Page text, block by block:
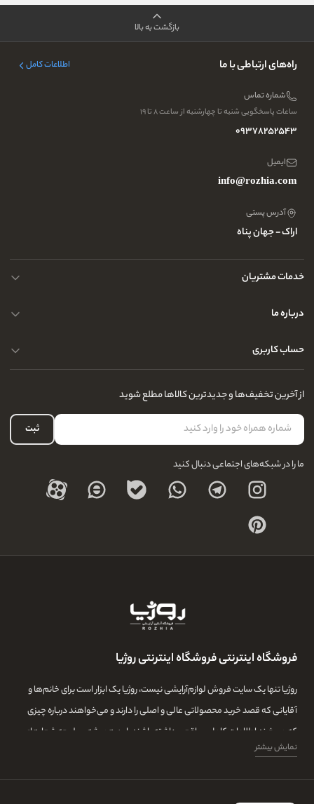
بازگشت به بالا
راه‌های ارتباطی با ما اطلاعات کامل
شماره تماس
ساعات پاسخگویی شنبه تا چهارشنبه از ساعت ۸ تا ۱۹
09378252543
ایمیل
info@rozhia.com
آدرس پستی
اراک - جهان پناه
خدمات مشتریان
حریم خصوصی کاربران
تماس با ما
درباره ما
سوالات متداول
آدرس فروشگاه
نحوه ارسال کالا
نحوه بازگشت کالا
درباره ما
حساب کاربری
لیست علاقه‌مندی
حساب کاربری
از آخرین تخفیف‌ها و جدیدترین کالاها مطلع شوید
ثبت
ما را در شبکه‌های اجتماعی دنبال کنید
فروشگاه اینترنتی فروشگاه اینترنتی روژیا
روژیا تنها یک سایت فروش لوازم‌آرایشی نیست، روژیا یک ابزار است برای خانم‌ها و
آقایانی که قصد خرید محصولاتی عالی و اصلی را دارند و می‌خواهند درباره چیزی
که می‌خرند اطلاعات کامل و واقعی داشته باشند. این همیشه سرلوحه شعارهای
روژیا بوده و ما در این مجموعه تمامی تلاشمان این است که مشتری‌هایمان بتوانند
نمایش بیشتر